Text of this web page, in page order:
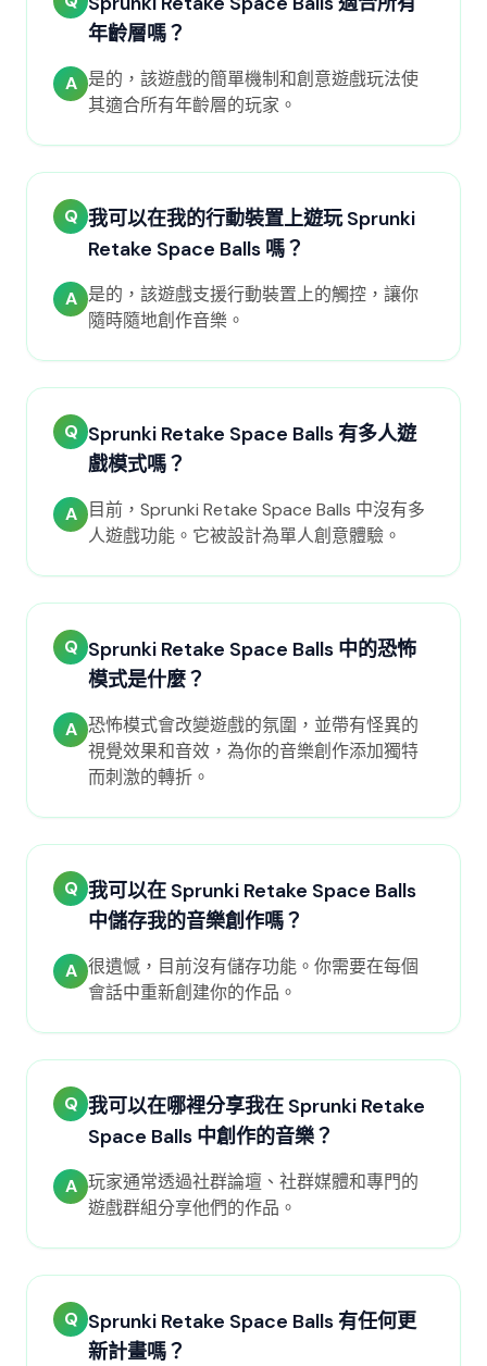
年齡層嗎？
A 是的，該遊戲的簡單機制和創意遊戲玩法使
其適合所有年齡層的玩家。
Q 我可以在我的行動裝置上遊玩 Sprunki
Retake Space Balls 嗎？
A 是的，該遊戲支援行動裝置上的觸控，讓你
隨時隨地創作音樂。
Q Sprunki Retake Space Balls 有多人遊
戲模式嗎？
A
目前，Sprunki Retake Space Balls 中沒有多
人遊戲功能。它被設計為單人創意體驗。
Q Sprunki Retake Space Balls 中的恐怖
模式是什麼？
A 恐怖模式會改變遊戲的氛圍，並帶有怪異的
視覺效果和音效，為你的音樂創作添加獨特
而刺激的轉折。
Q 我可以在 Sprunki Retake Space Balls
中儲存我的音樂創作嗎？
A 很遺憾，目前沒有儲存功能。你需要在每個
會話中重新創建你的作品。
Q 我可以在哪裡分享我在 Sprunki Retake
Space Balls 中創作的音樂？
A 玩家通常透過社群論壇、社群媒體和專門的
遊戲群組分享他們的作品。
Q Sprunki Retake Space Balls 有任何更
新計畫嗎？